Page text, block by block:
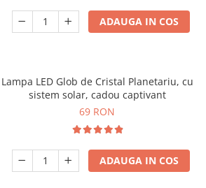
ADAUGA IN COS
Lampa LED Glob de Cristal Planetariu, cu
sistem solar, cadou captivant
69 RON
ADAUGA IN COS